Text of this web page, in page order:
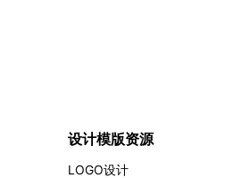
设计模版资源
LOGO设计